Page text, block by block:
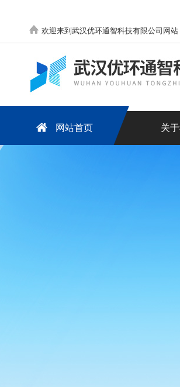
欢迎来到武汉优环通智科技有限公司网站
网站首页 关